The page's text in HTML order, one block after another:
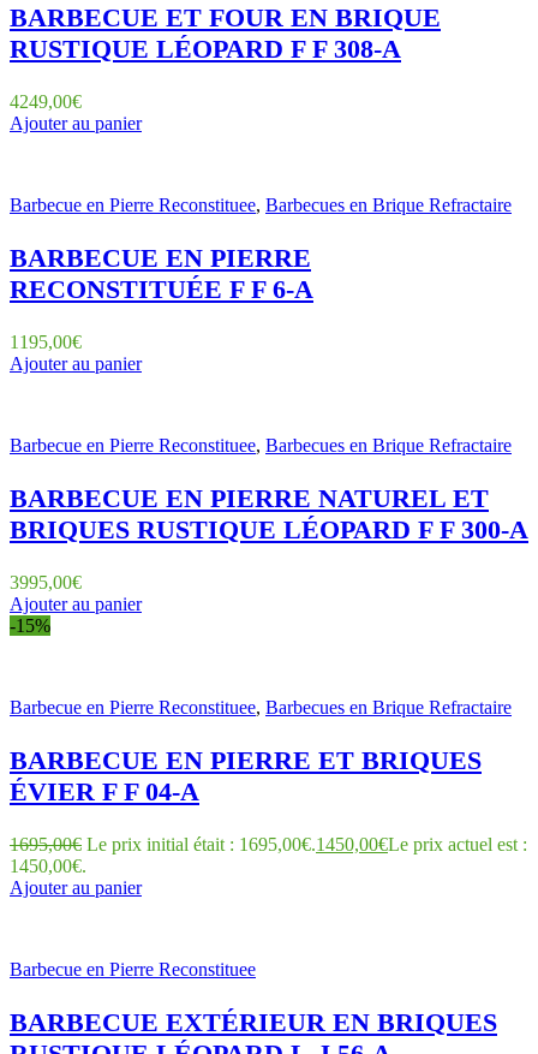
BARBECUE ET FOUR EN BRIQUE
RUSTIQUE LÉOPARD F F 308-A
4249,00€
Ajouter au panier
Barbecue en Pierre Reconstituee, Barbecues en Brique Refractaire
BARBECUE EN PIERRE
RECONSTITUÉE F F 6-A
1195,00€
Ajouter au panier
Barbecue en Pierre Reconstituee, Barbecues en Brique Refractaire
BARBECUE EN PIERRE NATUREL ET
BRIQUES RUSTIQUE LÉOPARD F F 300-A
3995,00€
Ajouter au panier
-15%
Barbecue en Pierre Reconstituee, Barbecues en Brique Refractaire
BARBECUE EN PIERRE ET BRIQUES
ÉVIER F F 04-A
1695,00€ Le prix initial était : 1695,00€.1450,00€Le prix actuel est :
1450,00€.
Ajouter au panier
Barbecue en Pierre Reconstituee
BARBECUE EXTÉRIEUR EN BRIQUES